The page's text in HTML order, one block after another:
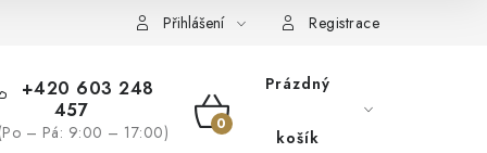
Přihlášení Registrace
+420 603 248
457
– Pá: 9:00 – 17:00)
NÁKUPNÍ
Prázdný
košík